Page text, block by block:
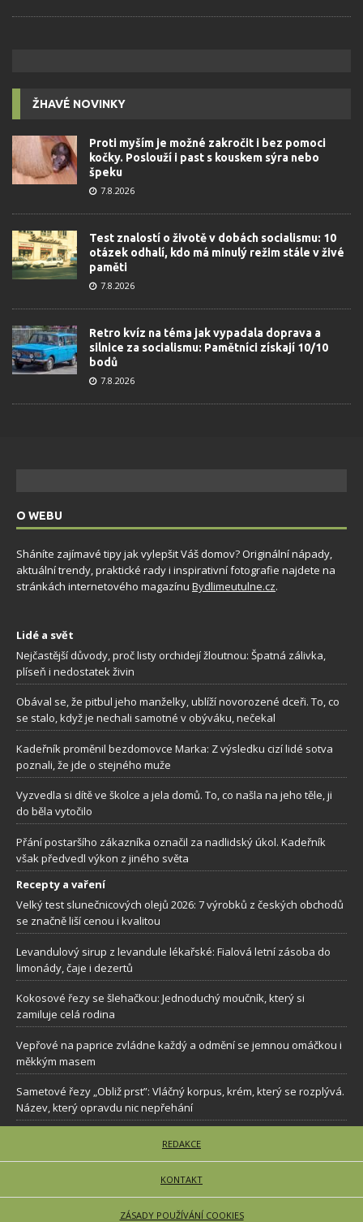
ŽHAVÉ NOVINKY
Proti myším je možné zakročit i bez pomoci
kočky. Poslouží i past s kouskem sýra nebo
špeku
7.8.2026
Test znalostí o životě v dobách socialismu: 10
otázek odhalí, kdo má minulý režim stále v živé
paměti
7.8.2026
Retro kvíz na téma jak vypadala doprava a
silnice za socialismu: Pamětníci získají 10/10
bodů
7.8.2026
O WEBU
Sháníte zajímavé tipy jak vylepšit Váš domov? Originální nápady,
aktuální trendy, praktické rady i inspirativní fotografie najdete na
stránkách internetového magazínu Bydlimeutulne.cz.
Lidé a svět
Nejčastější důvody, proč listy orchidejí žloutnou: Špatná zálivka,
plíseň i nedostatek živin
Obával se, že pitbul jeho manželky, ublíží novorozené dceři. To, co
se stalo, když je nechali samotné v obýváku, nečekal
Kadeřník proměnil bezdomovce Marka: Z výsledku cizí lidé sotva
poznali, že jde o stejného muže
Vyzvedla si dítě ve školce a jela domů. To, co našla na jeho těle, ji
do běla vytočilo
Přání postaršího zákazníka označil za nadlidský úkol. Kadeřník
však předvedl výkon z jiného světa
Recepty a vaření
Velký test slunečnicových olejů 2026: 7 výrobků z českých obchodů
se značně liší cenou i kvalitou
Levandulový sirup z levandule lékařské: Fialová letní zásoba do
limonády, čaje i dezertů
Kokosové řezy se šlehačkou: Jednoduchý moučník, který si
zamiluje celá rodina
Vepřové na paprice zvládne každý a odmění se jemnou omáčkou i
měkkým masem
Sametové řezy „Obliž prst”: Vláčný korpus, krém, který se rozplývá.
Název, který opravdu nic nepřehání
REDAKCE
KONTAKT
ZÁSADY POUŽÍVÁNÍ COOKIES